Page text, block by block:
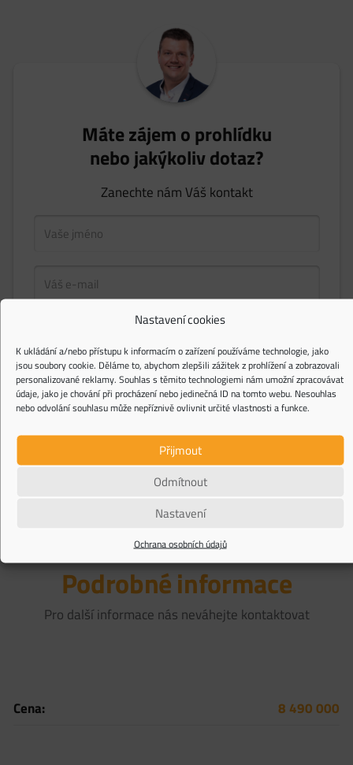
Nastavení cookies
K ukládání a/nebo přístupu k informacím o zařízení používáme technologie, jako
jsou soubory cookie. Děláme to, abychom zlepšili zážitek z prohlížení a zobrazovali
personalizované reklamy. Souhlas s těmito technologiemi nám umožní zpracovávat
údaje, jako je chování při procházení nebo jedinečná ID na tomto webu. Nesouhlas
nebo odvolání souhlasu může nepříznivě ovlivnit určité vlastnosti a funkce.
Přijmout
Odmítnout
Nastavení
Ochrana osobních údajů
Máte zájem o prohlídku
nebo jakýkoliv dotaz?
Zanechte nám Váš kontakt
Upozorňujeme, že všechny kontaktní formuláře na této internetové stránce jsou
společnosti Google.
Podrobné informace
Pro další informace nás neváhejte kontaktovat
Cena: 8 490 000